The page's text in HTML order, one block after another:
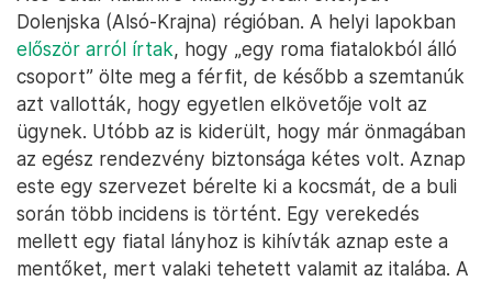
Dolenjska (Alsó-Krajna) régióban. A helyi lapokban
először arról írtak, hogy „egy roma fiatalokból álló
csoport” ölte meg a férfit, de később a szemtanúk
azt vallották, hogy egyetlen elkövetője volt az
ügynek. Utóbb az is kiderült, hogy már önmagában
az egész rendezvény biztonsága kétes volt. Aznap
este egy szervezet bérelte ki a kocsmát, de a buli
során több incidens is történt. Egy verekedés
mellett egy fiatal lányhoz is kihívták aznap este a
mentőket, mert valaki tehetett valamit az italába. A